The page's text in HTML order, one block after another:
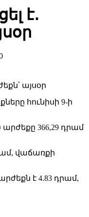
է․
հունիսի 9-ի
366,29 դրամ
վաճառքի
է 4.83 դրամ,